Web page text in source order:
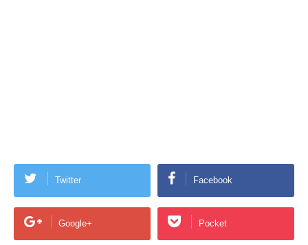
Twitter Facebook
Google+ Pocket